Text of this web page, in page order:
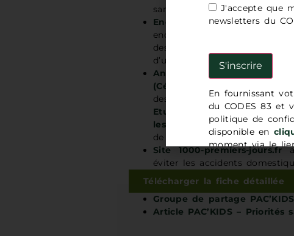
santé via le réseau
Enquête permanente sur
enquête de Santé publique
des accidents de la vie
d’urgence en milieu hospitalier.
Analyse des données du
(CépiDC)
des causes médicales de
Etude des données
les enfants
: analyse de
de recours aux soins entre
Site 1000-premiers-jours.fr
éviter les accidents
Télécharger la fiche détaillée
Groupe de partage
Article PAC’KIDS – Priorités
J'accepte que
newsletters du
En fournissant
du CODES 83 et
politique de
disponible en
moment via le
demande à